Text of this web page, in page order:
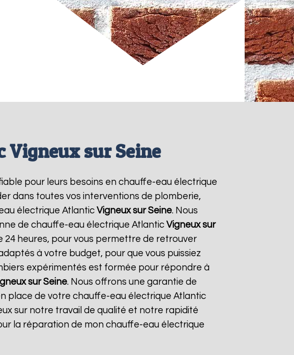
sur Seine
pour leurs besoins en chauffe-eau électrique
dans toutes vos interventions de plomberie,
électrique Atlantic Vigneux sur Seine. Nous
de chauffe-eau électrique Atlantic Vigneux sur
24 heures, pour vous permettre de retrouver
à votre budget, pour que vous puissiez
expérimentés est formée pour répondre à
sur Seine. Nous offrons une garantie de
place de votre chauffe-eau électrique Atlantic
sur notre travail de qualité et notre rapidité
la réparation de mon chauffe-eau électrique